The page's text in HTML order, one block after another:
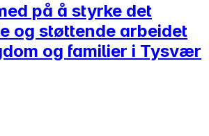
på å styrke det
og støttende arbeidet
og familier i Tysvær